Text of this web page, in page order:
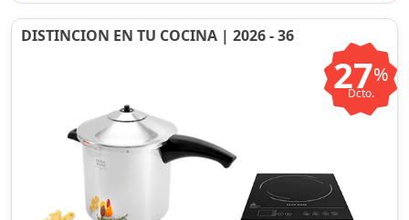
DISTINCION EN TU COCINA | 2026 - 36
27%
Dcto.